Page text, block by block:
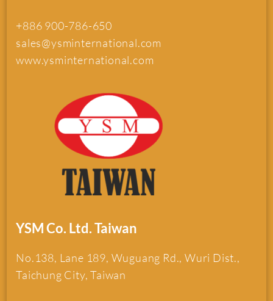
+886 900-786-650
sales@ysminternational.com
www.ysminternational.com
YSM Co. Ltd. Taiwan
No.138, Lane 189, Wuguang Rd., Wuri Dist.,
Taichung City, Taiwan